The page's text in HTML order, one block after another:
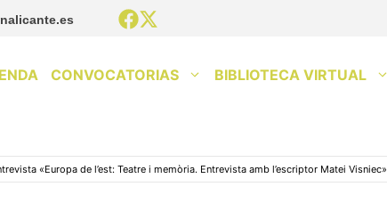
CONVOCATORIAS BIBLIOTECA VIRTUAL
«Europa de l’est: Teatre i memòria. Entrevista amb l’escriptor Matei Visniec»